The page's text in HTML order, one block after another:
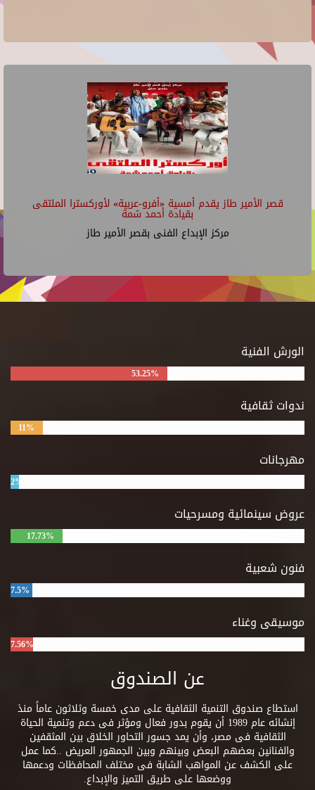
قصر الأمير طاز يقدم أمسية «أفرو-عربية» لأوركسترا الملتقى
بقيادة أحمد شمة
مركز الإبداع الفنى بقصر الأمير طاز
الورش الفنية
53.25%
ندوات ثقافية
11%
مهرجانات
2%
عروض سينمائية ومسرحيات
17.73%
فنون شعبية
7.5%
موسيقى وغناء
7.56%
عن الصندوق
استطاع صندوق التنمية الثقافية على مدى خمسة وثلاثون عاماً منذ
إنشائه عام 1989 أن يقوم بدور فعال ومؤثر فى دعم وتنمية الحياة
الثقافية فى مصر، وأن يمد جسور التحاور الخلاق بين المثقفين
والفنانين بعضهم البعض وبينهم وبين الجمهور العريض ..كما عمل
على الكشف عن المواهب الشابة فى مختلف المحافظات ودعمها
ووضعها على طريق التميز والإبداع.